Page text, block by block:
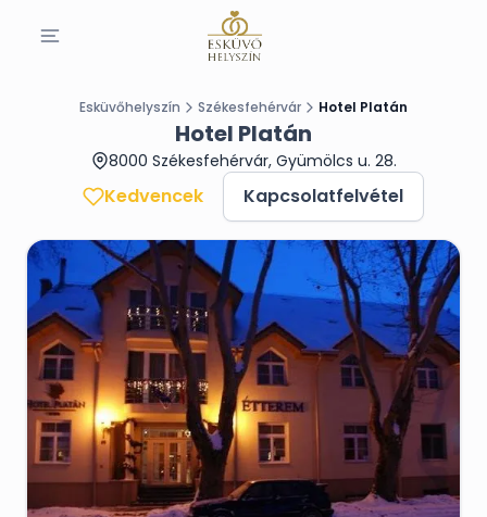
Esküvőhelyszín Székesfehérvár Hotel Platán
Hotel Platán
8000 Székesfehérvár, Gyümölcs u. 28.
Kedvencek Kapcsolatfelvétel